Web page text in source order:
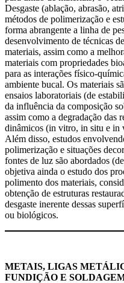
Desgaste (ablação, abrasão,
métodos de polimerização e
forma abrangente a linha de
desenvolvimento de técnicas
materiais, assim como a
materiais com propriedades
para as interações físico-
ambiente bucal. Os materiais
ensaios laboratoriais (de
da influência da composição
assim como a degradação das
dinâmicos (in vitro, in situ e in
Além disso, estudos
polimerização e situações
fontes de luz são abordados
objetiva ainda o estudo dos
polimento dos materiais,
obtenção de estruturas
desgaste inerente dessas
ou biológicos.
METAIS, LIGAS
FUNDIÇÃO E